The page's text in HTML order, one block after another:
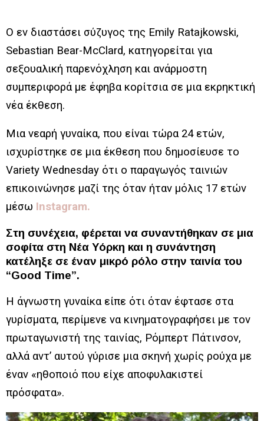
Ο εν διαστάσει σύζυγος της Emily Ratajkowski,
Sebastian Bear-McClard, κατηγορείται για
σεξουαλική παρενόχληση και ανάρμοστη
συμπεριφορά με έφηβα κορίτσια σε μια εκρηκτική
νέα έκθεση.
Μια νεαρή γυναίκα, που είναι τώρα 24 ετών,
ισχυρίστηκε σε μια έκθεση που δημοσίευσε το
Variety Wednesday ότι ο παραγωγός ταινιών
επικοινώνησε μαζί της όταν ήταν μόλις 17 ετών
μέσω Instagram.
Στη συνέχεια, φέρεται να συναντήθηκαν σε μια
σοφίτα στη Νέα Υόρκη και η συνάντηση
κατέληξε σε έναν μικρό ρόλο στην ταινία του
“Good Time”.
Η άγνωστη γυναίκα είπε ότι όταν έφτασε στα
γυρίσματα, περίμενε να κινηματογραφήσει με τον
πρωταγωνιστή της ταινίας, Ρόμπερτ Πάτινσον,
αλλά αντ’ αυτού γύρισε μια σκηνή χωρίς ρούχα με
έναν «ηθοποιό που είχε αποφυλακιστεί
πρόσφατα».